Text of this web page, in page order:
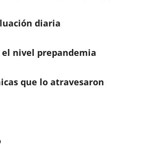
diaria
nivel prepandemia
que lo atravesaron